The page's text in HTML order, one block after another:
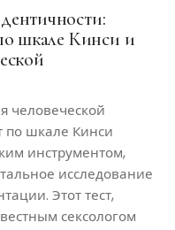
шкале Кинси и
человеческой
по шкале Кинси
инструментом,
исследование
Этот тест,
сексологом